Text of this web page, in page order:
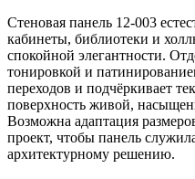
Стеновая панель 12-003
кабинеты, библиотеки и
спокойной элегантности.
тонировкой и
переходов и подчёркивает
поверхность живой,
Возможна адаптация
проект, чтобы панель
архитектурному решению.